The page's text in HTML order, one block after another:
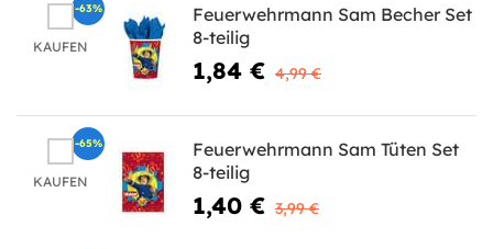
KAUFEN
Feuerwehrmann Sam Becher Set
8-teilig
1,84 € 4,99 €
-63%
KAUFEN
Feuerwehrmann Sam Tüten Set
8-teilig
1,40 € 3,99 €
-65%